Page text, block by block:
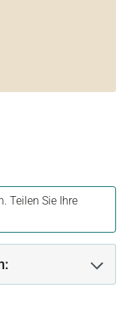
Teilen Sie Ihre